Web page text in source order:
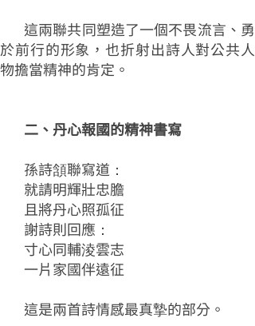
這兩聯共同塑造了一個不畏流言、勇
於前行的形象，也折射出詩人對公共人
物擔當精神的肯定。
二、丹心報國的精神書寫
孫詩頷聯寫道：
就請明輝壯忠膽
且將丹心照孤征
謝詩則回應：
寸心同輔淩雲志
一片家國伴遠征
這是兩首詩情感最真摯的部分。